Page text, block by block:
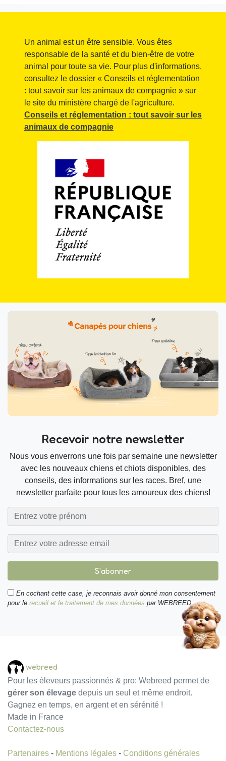
Un animal est un être sensible. Vous êtes
responsable de la santé et du bien-être de votre
animal pour toute sa vie. Pour plus d'informations,
consultez le dossier « Conseils et réglementation
: tout savoir sur les animaux de compagnie » sur
le site du ministère chargé de l'agriculture.
Conseils et réglementation : tout savoir sur les
animaux de compagnie
Recevoir notre newsletter
Nous vous enverrons une fois par semaine une newsletter
avec les nouveaux chiens et chiots disponibles, des
conseils, des informations sur les races. Bref, une
newsletter parfaite pour tous les amoureux des chiens!
S'abonner
En cochant cette case, je reconnais avoir donné mon consentement
pour le recueil et le traitement de mes données par WEBREED.
webreed
Pour les éleveurs passionnés & pro: Webreed permet de
gérer son élevage depuis un seul et même endroit.
Gagnez en temps, en argent et en sérénité !
Made in France
Contactez-nous
Partenaires - Mentions légales - Conditions générales